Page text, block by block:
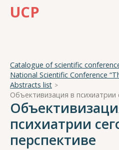
UCP
Catalogue of scientific
Abstracts list
психиатрии
перспективе